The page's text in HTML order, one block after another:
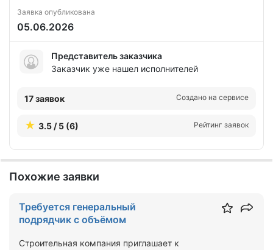
Заявка опубликована
05.06.2026
Представитель заказчика
Заказчик уже нашел исполнителей
17 заявок Создано на сервисе
3.5 / 5 (6) Рейтинг заявок
Похожие заявки
Требуется генеральный
подрядчик с объёмом
Строительная компания приглашает к